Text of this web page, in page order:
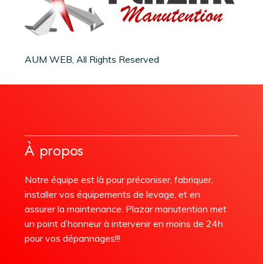
AUM WEB, All Rights Reserved
À propos
Notre équipe est là pour préconiser, fabriquer,
installer vos équipements de levage, et en
assurer la maintenance. Plazar manutention met
un point d’honneur à intervenir en moins de 24h
pour vos dépannages!!!